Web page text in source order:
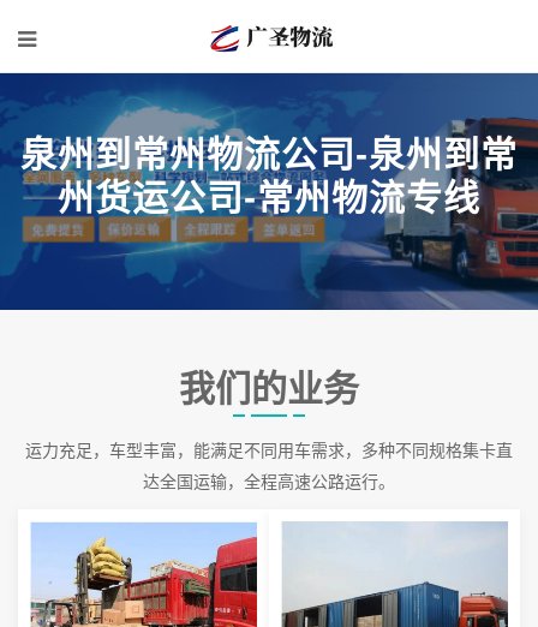
泉州到常州物流公司-泉州到常
州货运公司-常州物流专线
我们的业务
运力充足，车型丰富，能满足不同用车需求，多种不同规格集卡直
达全国运输，全程高速公路运行。